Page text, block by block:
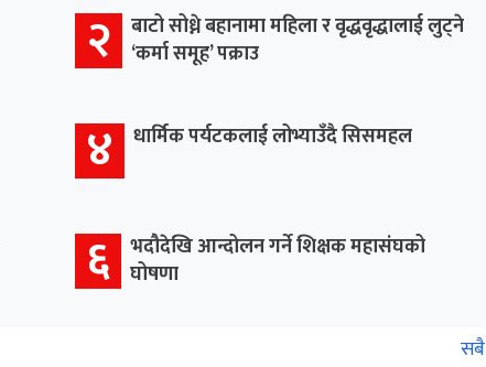
२ बाटो सोध्ने बहानामा महिला र वृद्धवृद्धालाई लुट्ने
‘कर्मा समूह’ पक्राउ
४ धार्मिक पर्यटकलाई लोभ्याउँदै सिसमहल
६ भदौदेखि आन्दोलन गर्ने शिक्षक महासंघको
घोषणा
सबै